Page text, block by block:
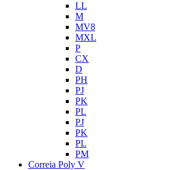
LL
M
MV8
MXL
P
CX
D
PH
PJ
PK
PL
PJ
PK
PL
PM
Correia Poly V